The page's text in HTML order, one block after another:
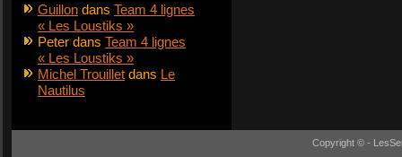
Guillon dans Team 4 lignes
« Les Loustiks »
Peter dans Team 4 lignes
« Les Loustiks »
Michel Trouillet dans Le
Nautilus
Copyright © -